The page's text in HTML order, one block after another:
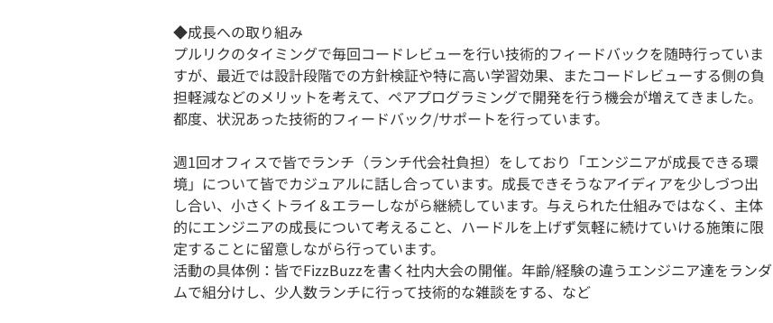
◆成長への取り組み
プルリクのタイミングで毎回コードレビューを行い技術的フィードバックを随時行っていま
すが、最近では設計段階での方針検証や特に高い学習効果、またコードレビューする側の負
担軽減などのメリットを考えて、ペアプログラミングで開発を行う機会が増えてきました。
都度、状況あった技術的フィードバック/サポートを行っています。
週1回オフィスで皆でランチ（ランチ代会社負担）をしており「エンジニアが成長できる環
境」について皆でカジュアルに話し合っています。成長できそうなアイディアを少しづつ出
し合い、小さくトライ＆エラーしながら継続しています。与えられた仕組みではなく、主体
的にエンジニアの成長について考えること、ハードルを上げず気軽に続けていける施策に限
定することに留意しながら行っています。
活動の具体例：皆でFizzBuzzを書く社内大会の開催。年齢/経験の違うエンジニア達をランダ
ムで組分けし、少人数ランチに行って技術的な雑談をする、など